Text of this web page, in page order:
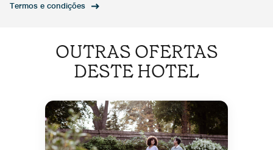
Termos e condições
OUTRAS OFERTAS
DESTE HOTEL